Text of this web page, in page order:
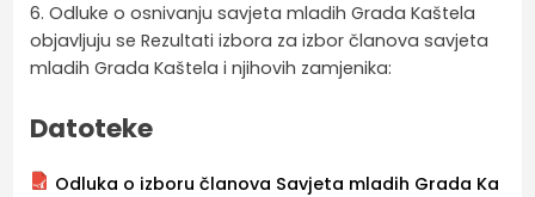
6. Odluke o osnivanju savjeta mladih Grada Kaštela
objavljuju se Rezultati izbora za izbor članova savjeta
mladih Grada Kaštela i njihovih zamjenika:
Datoteke
Odluka o izboru članova Savjeta mladih Grada Ka